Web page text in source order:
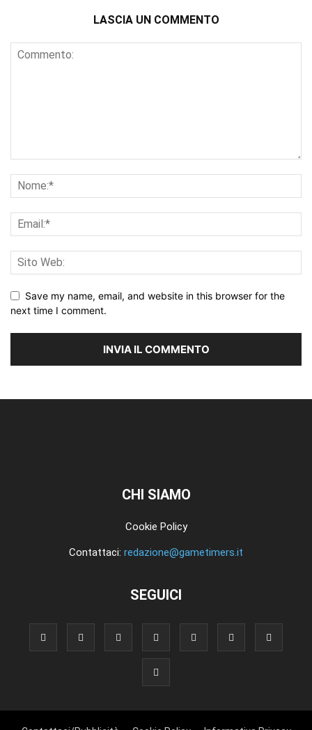
LASCIA UN COMMENTO
Save my name, email, and website in this browser for the
next time I comment.
CHI SIAMO
Cookie Policy
Contattaci: redazione@gametimers.it
SEGUICI